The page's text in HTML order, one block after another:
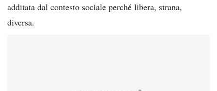
additata dal contesto sociale perché libera, strana,
diversa.